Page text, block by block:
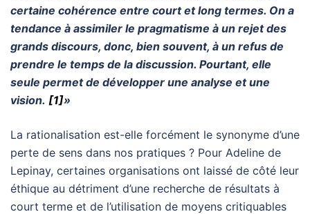
certaine cohérence entre court et long termes. On a
tendance à assimiler le pragmatisme à un rejet des
grands discours, donc, bien souvent, à un refus de
prendre le temps de la discussion. Pourtant, elle
seule permet de développer une analyse et une
vision. [1]»
La rationalisation est-elle forcément le synonyme d’une
perte de sens dans nos pratiques ? Pour Adeline de
Lepinay, certaines organisations ont laissé de côté leur
éthique au détriment d’une recherche de résultats à
court terme et de l’utilisation de moyens critiquables